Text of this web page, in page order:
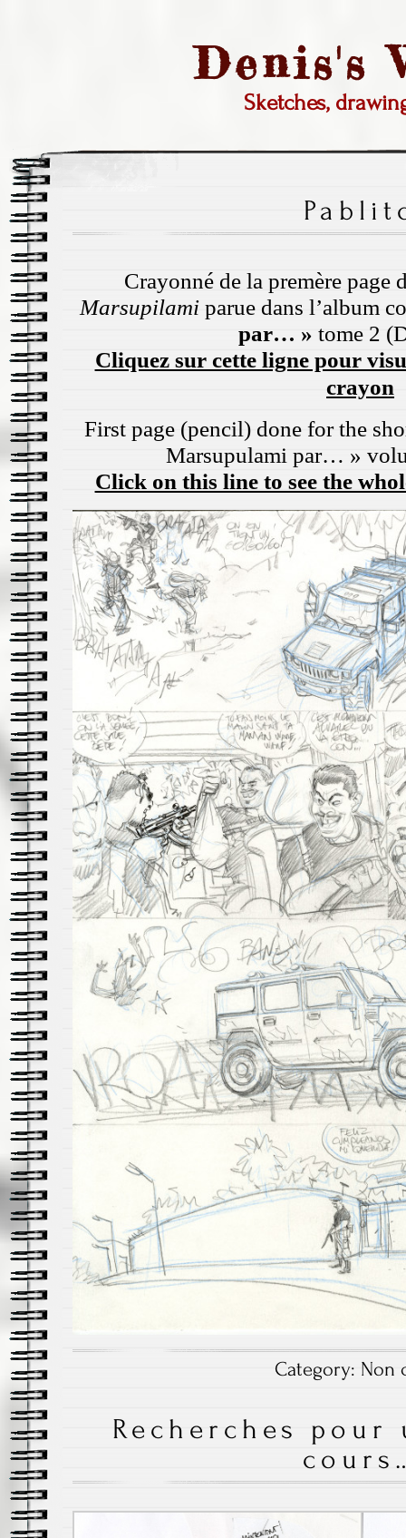
Denis's
Sketches,
Crayonné de la premère page
Marsupilami parue dans l’album
par… » tome 2
Cliquez sur cette ligne pour
crayon
First page (pencil) done for the
Marsupulami par… »
Click on this line to see the
Category: Non
Recherches